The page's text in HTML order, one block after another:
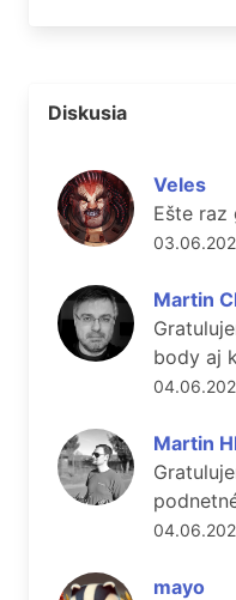
Diskusia
Veles
Ešte raz
Martin
body aj
Martin
mayo